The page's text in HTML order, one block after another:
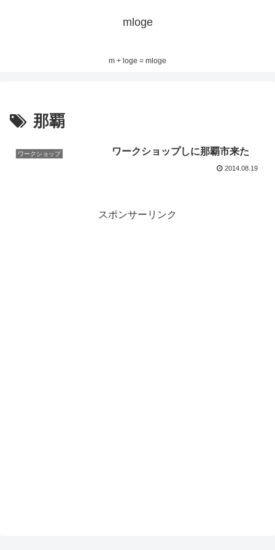
mloge
m + loge = mloge
那覇
ワークショップ ワークショップしに那覇市来た
2014.08.19
スポンサーリンク